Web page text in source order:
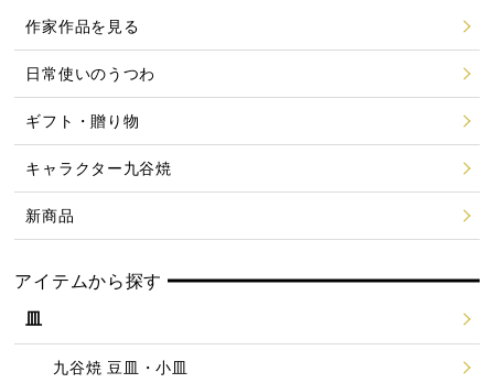
作家作品を見る
日常使いのうつわ
ギフト・贈り物
キャラクター九谷焼
新商品
アイテムから探す
皿
九谷焼 豆皿・小皿